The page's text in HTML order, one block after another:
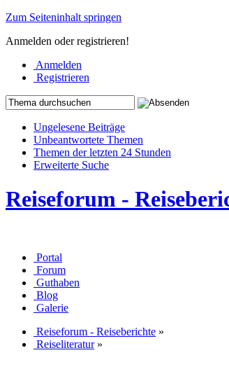
Zum Seiteninhalt springen
Anmelden oder registrieren!
Anmelden
Registrieren
Ungelesene Beiträge
Unbeantwortete Themen
Themen der letzten 24 Stunden
Erweiterte Suche
Reiseforum -
Portal
Forum
Guthaben
Blog
Galerie
Reiseforum - Reiseberichte »
Reiseliteratur»